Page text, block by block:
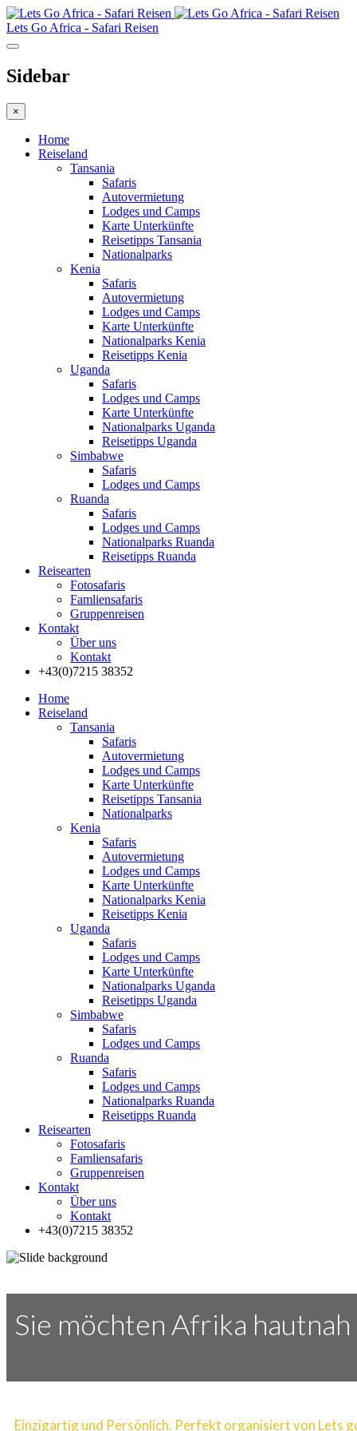
Lets Go Africa - Safari Reisen
Sidebar
×
Home
Reiseland
Tansania
Safaris
Autovermietung
Lodges und Camps
Karte Unterkünfte
Reisetipps Tansania
Nationalparks
Kenia
Safaris
Autovermietung
Lodges und Camps
Karte Unterkünfte
Nationalparks Kenia
Reisetipps Kenia
Uganda
Safaris
Lodges und Camps
Karte Unterkünfte
Nationalparks Uganda
Reisetipps Uganda
Simbabwe
Safaris
Lodges und Camps
Ruanda
Safaris
Lodges und Camps
Nationalparks Ruanda
Reisetipps Ruanda
Reisearten
Fotosafaris
Famliensafaris
Gruppenreisen
Kontakt
Über uns
Kontakt
+43(0)7215 38352
Home
Reiseland
Tansania
Safaris
Autovermietung
Lodges und Camps
Karte Unterkünfte
Reisetipps Tansania
Nationalparks
Kenia
Safaris
Autovermietung
Lodges und Camps
Karte Unterkünfte
Nationalparks Kenia
Reisetipps Kenia
Uganda
Safaris
Lodges und Camps
Karte Unterkünfte
Nationalparks Uganda
Reisetipps Uganda
Simbabwe
Safaris
Lodges und Camps
Ruanda
Safaris
Lodges und Camps
Nationalparks Ruanda
Reisetipps Ruanda
Reisearten
Fotosafaris
Famliensafaris
Gruppenreisen
Kontakt
Über uns
Kontakt
+43(0)7215 38352
Sie möchten Afrika hautnah
Einzigartig und Persönlich. Perfekt organisiert von Lets